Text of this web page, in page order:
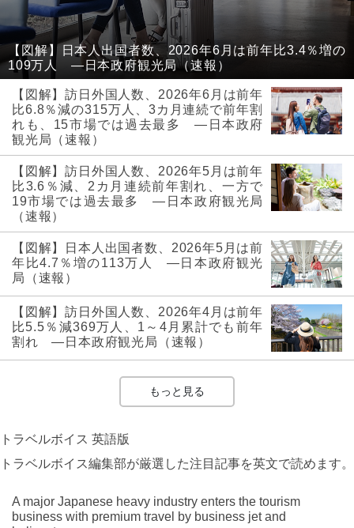
【図解】日本人出国者数、2026年6月は前年比3.4％増の
109万人 ―日本政府観光局（速報）
【図解】訪日外国人数、2026年6月は前年
比6.8％減の315万人、3カ月連続で前年割
れも、15市場では過去最多 ―日本政府
観光局（速報）
【図解】訪日外国人数、2026年5月は前年
比3.6％減、2カ月連続前年割れ、一方で
19市場では過去最多 ―日本政府観光局
（速報）
【図解】日本人出国者数、2026年5月は前
年比4.7％増の113万人 ―日本政府観光
局（速報）
【図解】訪日外国人数、2026年4月は前年
比5.5％減369万人、1～4月累計でも前年
割れ ―日本政府観光局（速報）
もっと見る
トラベルボイス 英語版
トラベルボイス編集部が厳選した注目記事を英文で読めます。
A major Japanese heavy industry enters the tourism
business with premium travel by business jet and